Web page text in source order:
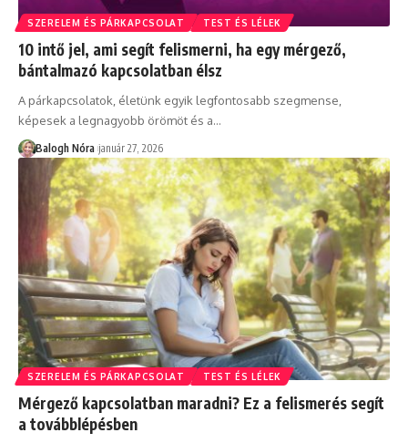
SZERELEM ÉS PÁRKAPCSOLAT TEST ÉS LÉLEK
10 intő jel, ami segít felismerni, ha egy mérgező,
bántalmazó kapcsolatban élsz
A párkapcsolatok, életünk egyik legfontosabb szegmense,
képesek a legnagyobb örömöt és a…
Balogh Nóra január 27, 2026
SZERELEM ÉS PÁRKAPCSOLAT TEST ÉS LÉLEK
Mérgező kapcsolatban maradni? Ez a felismerés segít
a továbblépésben